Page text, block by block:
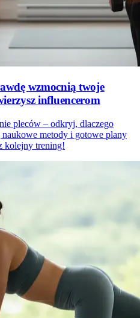
wzmocnią twoje
influencerom
pleców – odkryj, dlaczego
metody i gotowe plany
kolejny trening!